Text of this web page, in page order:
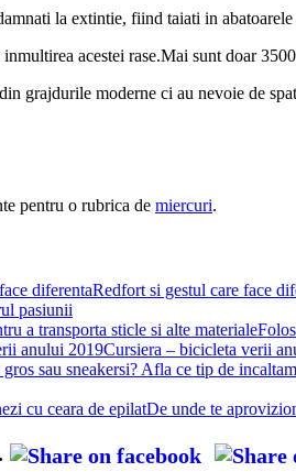
la extintie, fiind taiati in
acestei rase.Mai sunt doar
grajdurile moderne ci au nevoie de
pentru o rubrica de miercuri.
Redfort si gestul care face
pasiunii
Cursiera – bicicleta verii
De unde te